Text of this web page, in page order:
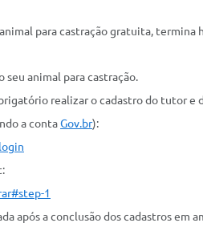
para castração gratuita, termina
seu animal para castração.
realizar o cadastro do tutor e
a contaGov.br):
1
após a conclusão dos cadastros em